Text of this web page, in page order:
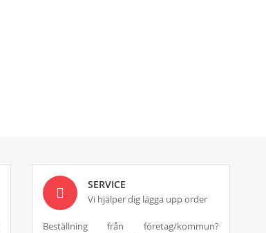
SERVICE
Vi hjälper dig lägga upp order
Beställning från företag/kommun?